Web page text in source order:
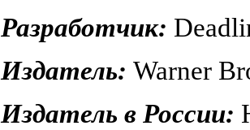
Разработчик:
Издатель: Warner
Издатель в России: